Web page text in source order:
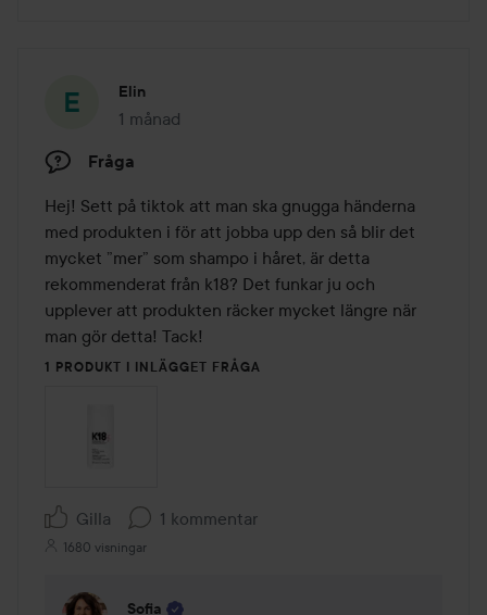
Elin
1 månad
Inlägget skapades 1 månad
Fråga
Hej! Sett på tiktok att man ska gnugga händerna
med produkten i för att jobba upp den så blir det
mycket ”mer” som shampo i håret, är detta
rekommenderat från k18? Det funkar ju och
upplever att produkten räcker mycket längre när
man gör detta! Tack!
1 PRODUKT I INLÄGGET FRÅGA
Gilla 1 kommentar
1680 visningar
Sofia